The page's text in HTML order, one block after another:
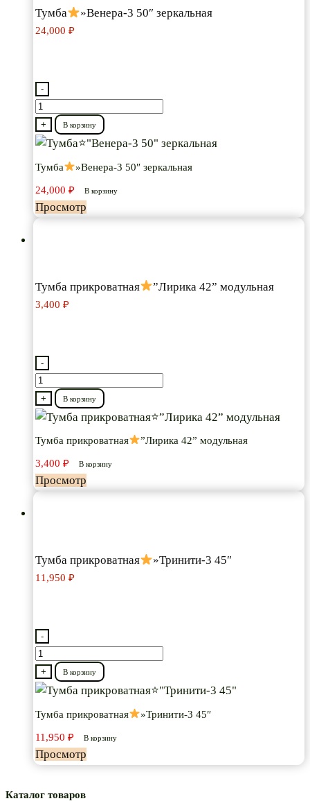
Тумба »Венера-3 50″ зеркальная
24,000 ₽
-
Количество
товара
Тумба
"Венера-3
50"
зеркальная
+ В корзину
Тумба »Венера-3 50″ зеркальная
24,000 ₽ В корзину
Просмотр
Тумба прикроватная ”Лирика 42” модульная
3,400 ₽
-
Количество
товара
Тумба
”Лирика
42”
+ В корзину
Тумба прикроватная ”Лирика 42” модульная
3,400 ₽ В корзину
Просмотр
Тумба прикроватная »Тринити-3 45″
11,950 ₽
-
Количество
товара
Тумба
"Тринити-3
45"
+ В корзину
Тумба прикроватная »Тринити-3 45″
11,950 ₽ В корзину
Просмотр
Каталог товаров